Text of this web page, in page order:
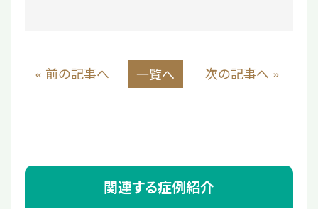
« 前の記事へ 一覧へ 次の記事へ »
関連する症例紹介